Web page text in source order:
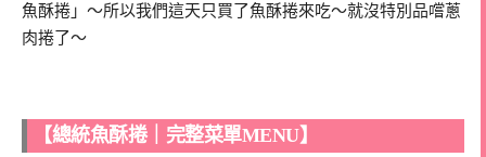
魚酥捲」～所以我們這天只買了魚酥捲來吃～就沒特別品嚐蔥
肉捲了～
【總統魚酥捲｜完整菜單MENU】